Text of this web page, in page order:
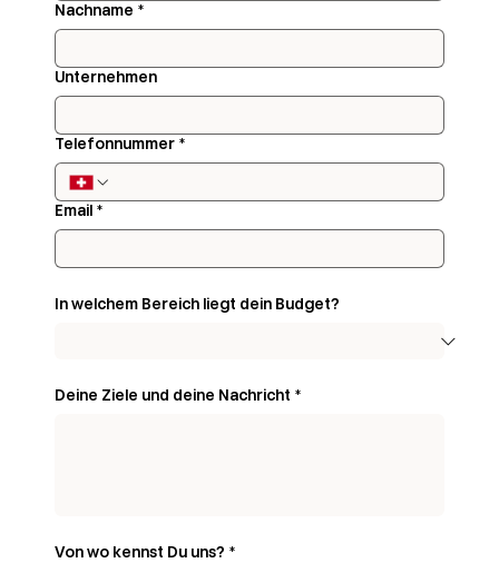
Nachname *
Unternehmen
Telefonnummer *
Email *
In welchem Bereich liegt dein Budget?
Deine Ziele und deine Nachricht *
Von wo kennst Du uns? *